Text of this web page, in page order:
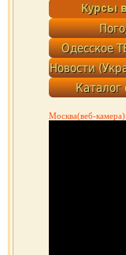
Москва(веб-камера)